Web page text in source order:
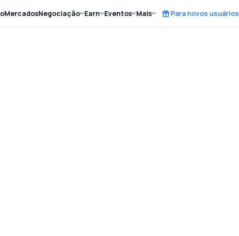
MercadosNegociação Earn Eventos Mais Para novos usuários